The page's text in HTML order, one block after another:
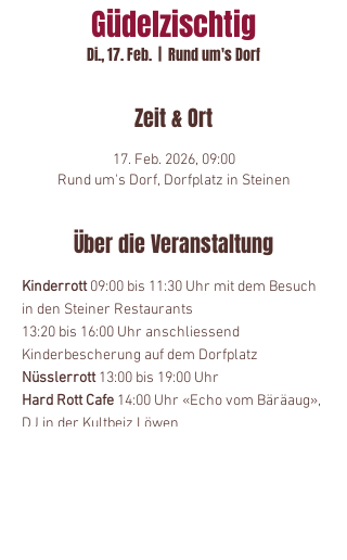
Güdelzischtig
Di., 17. Feb.
  |
Rund um's Dorf
Zeit & Ort
17. Feb. 2026, 09:00
Rund um's Dorf, Dorfplatz in Steinen
Über die Veranstaltung
Kinderrott 09:00 bis 11:30 Uhr mit dem Besuch
in den Steiner Restaurants
13:20 bis 16:00 Uhr anschliessend
Kinderbescherung auf dem Dorfplatz
Nüsslerrott 13:00 bis 19:00 Uhr
Hard Rott Cafe 14:00 Uhr «Echo vom Bäräaug»,
DJ in der Kultbeiz Löwen